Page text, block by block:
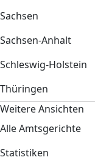
Sachsen
Sachsen-Anhalt
Schleswig-Holstein
Thüringen
Weitere Ansichten
Alle Amtsgerichte
Statistiken